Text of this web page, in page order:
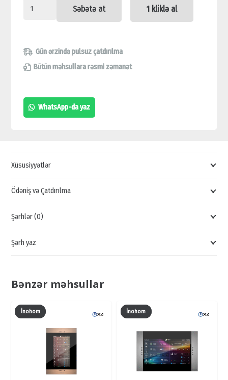
AKUVOX
VİDEO
QAPI
AKUVOX
DOMOFONLARI,
DÜYMƏLİ
quantity
Səbətə at 1 kliklə al
Gün ərzində pulsuz çatdırılma
Bütün məhsullara rəsmi zəmanət
WhatsApp-da yaz
Xüsusiyyətlər
Ödəniş və Çatdırılma
Şərhlər (0)
Şərh yaz
Bənzər məhsullar
İnohom İnohom